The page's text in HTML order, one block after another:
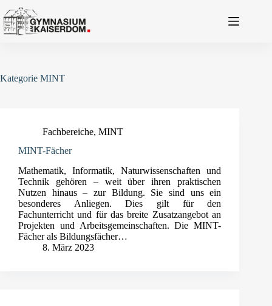
Inhalt
springen
Kategorie MINT
Fachbereiche, MINT
MINT-Fächer
Mathematik, Informatik, Naturwissenschaften und
Technik gehören – weit über ihren praktischen
Nutzen hinaus – zur Bildung. Sie sind uns ein
besonderes Anliegen. Dies gilt für den
Fachunterricht und für das breite Zusatzangebot an
Projekten und Arbeitsgemeinschaften. Die MINT-
Fächer als Bildungsfächer…
8. März 2023